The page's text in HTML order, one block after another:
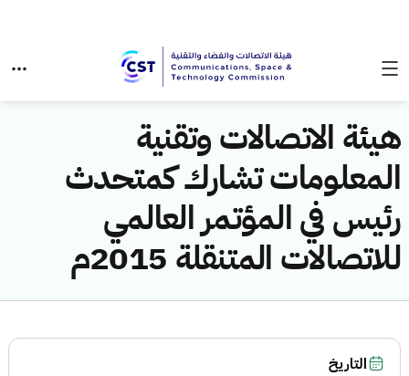
هيئة الاتصالات وتقنية
المعلومات تشارك كمتحدث
رئيس في المؤتمر العالمي
للاتصالات المتنقلة 2015م
التاريخ